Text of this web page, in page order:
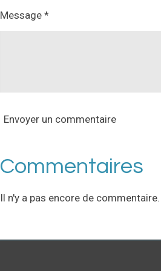
Message *
Envoyer un commentaire
Commentaires
Il n'y a pas encore de commentaire.